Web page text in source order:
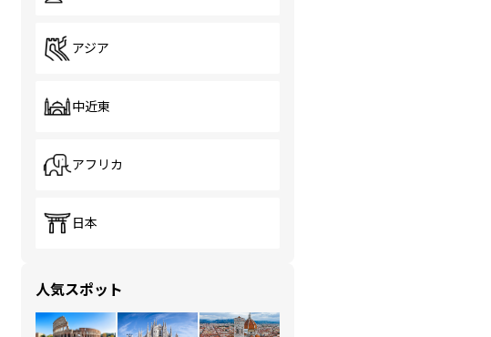
アジア
中近東
アフリカ
日本
人気スポット